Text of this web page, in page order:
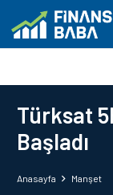
Türksat
Başladı
Anasayfa Manşet